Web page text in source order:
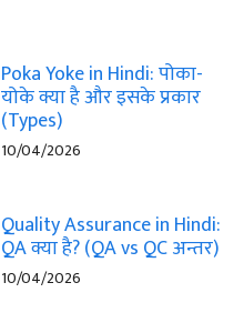
Poka Yoke in Hindi: पोका-
योके क्या है और इसके प्रकार
(Types)
10/04/2026
Quality Assurance in Hindi:
QA क्या है? (QA vs QC अन्तर)
10/04/2026